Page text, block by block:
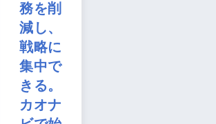
務を削
減し、
戦略に
集中で
きる。
カオナ